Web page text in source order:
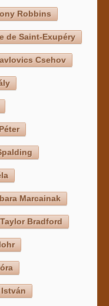
Robbins
de Saint-Exupéry
Csehov
Marcainak
Bradford